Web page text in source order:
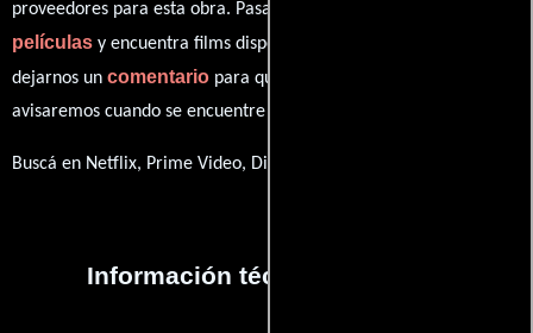
proveedores para esta obra. Pasa por nuestro catálogo de
películas y encuentra films disponibles. También puedes
dejarnos un comentario para que le demos prioridad y te
avisaremos cuando se encuentre disponible
Buscá en Netflix, Prime Video, Disney+
Información técnica y general